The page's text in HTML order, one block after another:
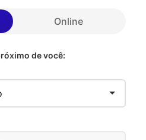
Online
de você: